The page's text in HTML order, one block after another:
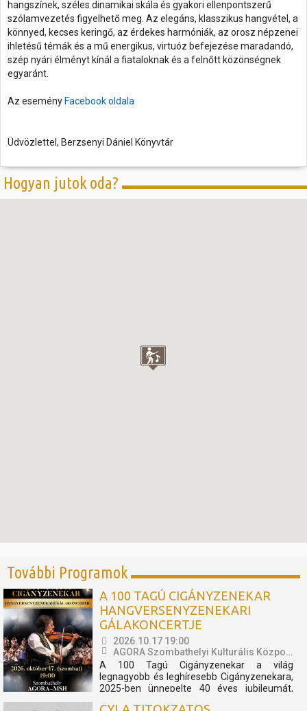
hangszínek, széles dinamikai skála és gyakori ellenpontszerű
szólamvezetés figyelhető meg. Az elegáns, klasszikus hangvétel, a
könnyed, kecses keringő, az érdekes harmóniák, az orosz népzenei
ihletésű témák és a mű energikus, virtuóz befejezése maradandó,
szép nyári élményt kínál a fiataloknak és a felnőtt közönségnek
egyaránt.
Az esemény Facebook oldala
Üdvözlettel, Berzsenyi Dániel Könyvtár
Hogyan jutok oda?
További Programok
A 100 TAGÚ CIGÁNYZENEKAR
HANGVERSENYZENEKARI
GÁLAKONCERTJE
2026.10.17 19:00
AGORA Szombathelyi Kulturális Központ
A 100 Tagú Cigányzenekar a világ
legnagyobb és leghíresebb Cigányzenekara,
2025-ben ünnepelte 40 éves jubileumát,